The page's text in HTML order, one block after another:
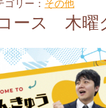
リー： その他
ース 木曜